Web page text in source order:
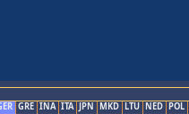
GRE INA ITA JPN MKD LTU NED POL